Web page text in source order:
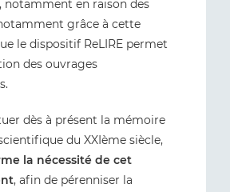
notamment en raison des
grâce à cette
le dispositif ReLIRE permet
des ouvrages
dès à présent la mémoire
du XXIème siècle,
la nécessité de cet
, afin de pérenniser la